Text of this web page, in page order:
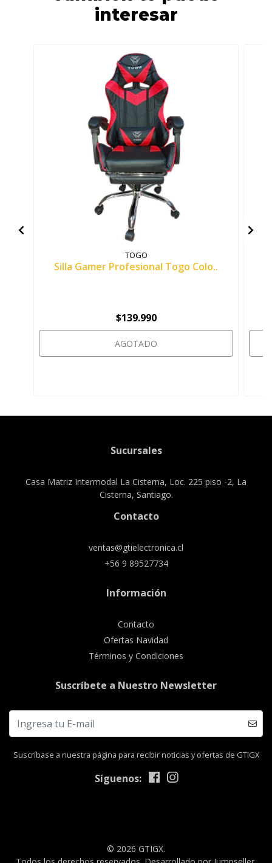
interesar
TOGO
Silla Gamer Profesional Togo Colo..
$139.990
AGOTADO
Sucursales
Casa Matriz Intermodal La Cisterna, Loc. 225 piso -2, La
Cisterna, Santiago.
Contacto
ventas@gtielectronica.cl
+56 9 89527734
Información
Contacto
Ofertas Navidad
Términos y Condiciones
Suscríbete a Nuestro Newsletter
Suscríbase a nuestra página para recibir noticias y ofertas de GTIGX
Síguenos:
© 2026 GTIGX.